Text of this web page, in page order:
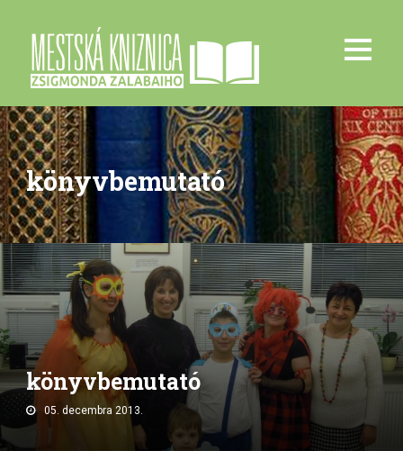
könyvbemutató
könyvbemutató
05. decembra 2013.